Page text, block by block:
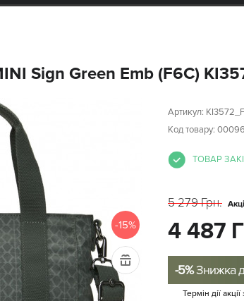
Sign Green Emb (F6C)
-15%
Артикул:
Код товару:
ТОВАР
5 279 Грн.
4 487
-5%Знижка
Термін дії акції